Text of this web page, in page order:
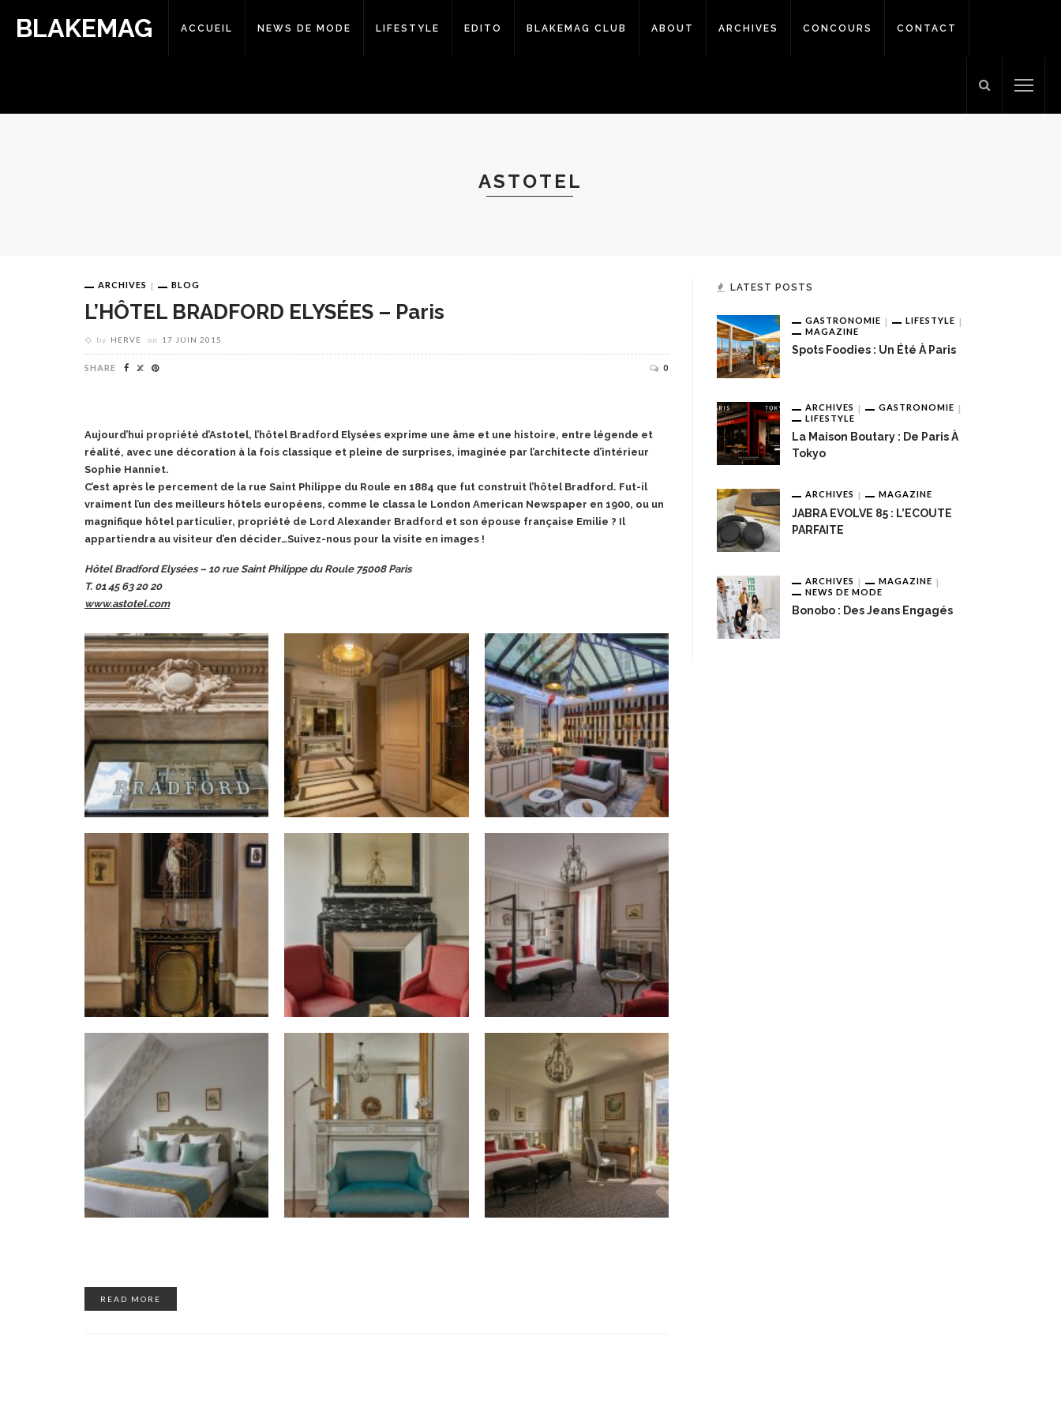
BLAKEMAG ACCUEIL NEWS DE MODE LIFESTYLE EDITO BLAKEMAG CLUB ABOUT ARCHIVES CONCOURS CONTACT
ASTOTEL
ARCHIVES BLOG
L’HÔTEL BRADFORD ELYSÉES – Paris
by HERVE on 17 JUIN 2015
SHARE 0
Aujourd’hui propriété d’Astotel, l’hôtel Bradford Elysées exprime une âme et une histoire, entre légende et
réalité, avec une décoration à la fois classique et pleine de surprises, imaginée par l’architecte d’intérieur
Sophie Hanniet.
C’est après le percement de la rue Saint Philippe du Roule en 1884 que fut construit l’hôtel Bradford. Fut-il
vraiment l’un des meilleurs hôtels européens, comme le classa le London American Newspaper en 1900, ou un
magnifique hôtel particulier, propriété de Lord Alexander Bradford et son épouse française Emilie ? Il
appartiendra au visiteur d’en décider…Suivez-nous pour la visite en images !
Hôtel Bradford Elysées – 10 rue Saint Philippe du Roule 75008 Paris
T. 01 45 63 20 20
www.astotel.com
READ MORE
LATEST POSTS
GASTRONOMIE
LIFESTYLE
MAGAZINE
Spots Foodies : Un Été À Paris
ARCHIVES
GASTRONOMIE
LIFESTYLE
La Maison Boutary : De Paris À
Tokyo
ARCHIVES MAGAZINE
JABRA EVOLVE 85 : L’ECOUTE
PARFAITE
ARCHIVES
MAGAZINE
NEWS DE MODE
Bonobo : Des Jeans Engagés